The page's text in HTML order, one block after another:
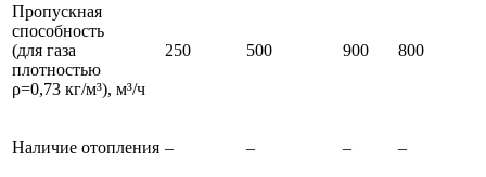
Пропускная
способность
(для газа
плотностью
ρ=0,73 кг/м³), м³/ч
250 500 900 800
Наличие отопления – – – –